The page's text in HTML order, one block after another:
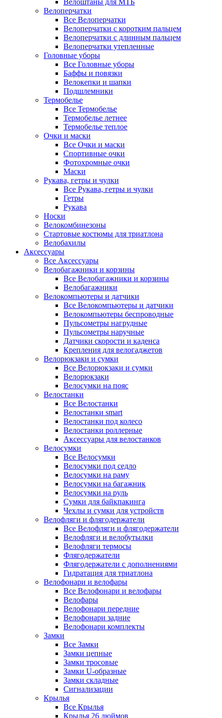
Велоштаны для МТБ
Велоперчатки
Все Велоперчатки
Велоперчатки с коротким пальцем
Велоперчатки с длинным пальцем
Велоперчатки утепленные
Головные уборы
Все Головные уборы
Баффы и повязки
Велокепки и шапки
Подшлемники
Термобелье
Все Термобелье
Термобелье летнее
Термобелье теплое
Очки и маски
Все Очки и маски
Спортивные очки
Фотохромные очки
Маски
Рукава, гетры и чулки
Все Рукава, гетры и чулки
Гетры
Рукава
Носки
Велокомбинезоны
Стартовые костюмы для триатлона
Велобахилы
Аксессуары
Все Аксессуары
Велобагажники и корзины
Все Велобагажники и корзины
Велобагажники
Велокомпьютеры и датчики
Все Велокомпьютеры и датчики
Велокомпьютеры беспроводные
Пульсометры нагрудные
Пульсометры наручные
Датчики скорости и каденса
Крепления для велогаджетов
Велорюкзаки и сумки
Все Велорюкзаки и сумки
Велорюкзаки
Велосумки на пояс
Велостанки
Все Велостанки
Велостанки smart
Велостанки под колесо
Велостанки роллерные
Аксессуары для велостанков
Велосумки
Все Велосумки
Велосумки под седло
Велосумки на раму
Велосумки на багажник
Велосумки на руль
Сумки для байкпакинга
Чехлы и сумки для устройств
Велофляги и флягодержатели
Все Велофляги и флягодержатели
Велофляги и велобутылки
Велофляги термосы
Флягодержатели
Флягодержатели с дополнениями
Гидратация для триатлона
Велофонари и велофары
Все Велофонари и велофары
Велофары
Велофонари передние
Велофонари задние
Велофонари комплекты
Замки
Все Замки
Замки цепные
Замки тросовые
Замки U-образные
Замки складные
Сигнализации
Крылья
Все Крылья
Крылья 26 дюймов